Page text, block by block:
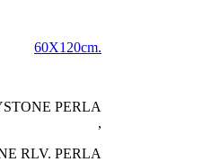
60X120cm.
PERLA
,
RLV. PERLA